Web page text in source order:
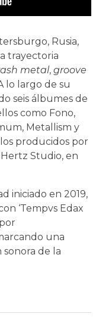
Rusia,
trayectoria
metal, groove
lo largo de su
seis álbumes de
como Fono,
Metallism y
producidos por
Hertz Studio, en
iniciado en 2019,
‘Tempvs Edax
una
de la